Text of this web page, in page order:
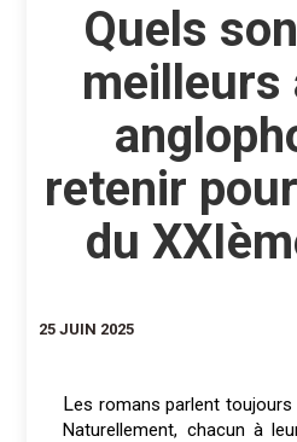
Quels
meilleurs
retenir
du
25 JUIN 2025
Les romans parlent toujours de nous et des autres.
Naturellement, chacun à